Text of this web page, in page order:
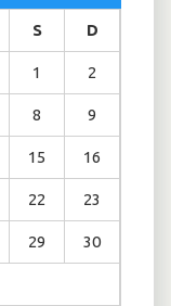
S D
1 2
8 9
15 16
22 23
29 30